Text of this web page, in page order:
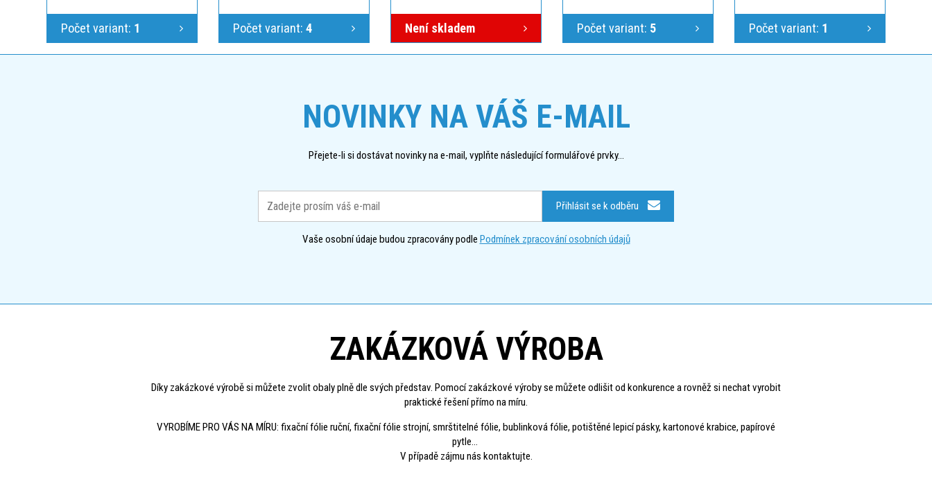
Počet variant: 1 Počet variant: 4 Není skladem Počet variant: 5 Počet variant: 1
NOVINKY NA VÁŠ E-MAIL
Přejete-li si dostávat novinky na e-mail, vyplňte následující formulářové prvky...
Přihlásit se k odběru
Vaše osobní údaje budou zpracovány podle Podmínek zpracování osobních údajů
ZAKÁZKOVÁ VÝROBA
Díky zakázkové výrobě si můžete zvolit obaly plně dle svých představ. Pomocí zakázkové výroby se můžete odlišit od konkurence a rovněž si nechat vyrobit
praktické řešení přímo na míru.
VYROBÍME PRO VÁS NA MÍRU: fixační fólie ruční, fixační fólie strojní, smrštitelné fólie, bublinková fólie, potištěné lepicí pásky, kartonové krabice, papírové
pytle...
V případě zájmu nás kontaktujte.